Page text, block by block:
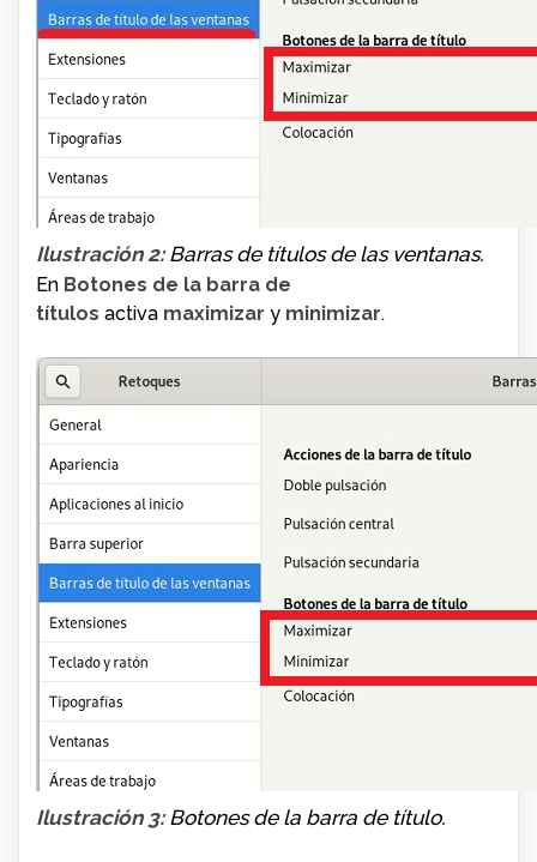
Ilustración 2:Barras de títulos de las ventanas.
En Botones de la barra de
títulos activa maximizar y minimizar.
Ilustración 3:Botones de la barra de título.